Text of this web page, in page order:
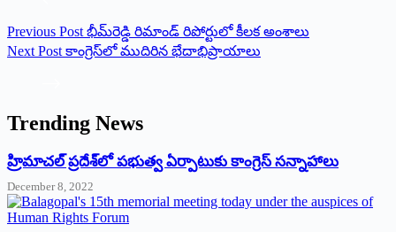
Previous Post భీమ్‌రెడ్డి రిమాండ్‌ ‌రిపోర్టులో కీలక అంశాలు
Next Post కాంగ్రెస్‌లో ముదిరిన భేదాభిప్రాయాలు
Trending News
‌హ్రిమాచల్‌ ‌ప్రదేశ్‌లో పభుత్వ ఏర్పాటుకు కాంగ్రెస్‌ ‌సన్నాహాలు
December 8, 2022